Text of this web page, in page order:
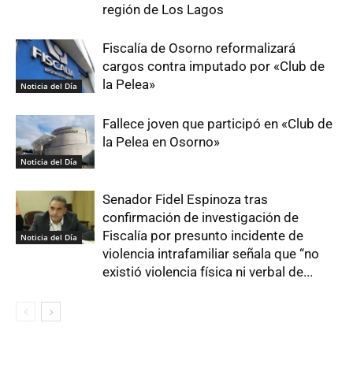
región de Los Lagos
Noticia del Día
Fiscalía de Osorno reformalizará
cargos contra imputado por «Club de
la Pelea»
Noticia del Día
Fallece joven que participó en «Club de
la Pelea en Osorno»
Noticia del Día
Senador Fidel Espinoza tras
confirmación de investigación de
Fiscalía por presunto incidente de
violencia intrafamiliar señala que “no
existió violencia física ni verbal de...